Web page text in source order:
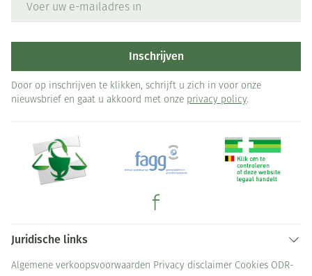
Inschrijven
Door op inschrijven te klikken, schrijft u zich in voor onze
nieuwsbrief en gaat u akkoord met onze privacy policy.
Juridische links
Algemene verkoopsvoorwaarden Privacy disclaimer Cookies ODR-